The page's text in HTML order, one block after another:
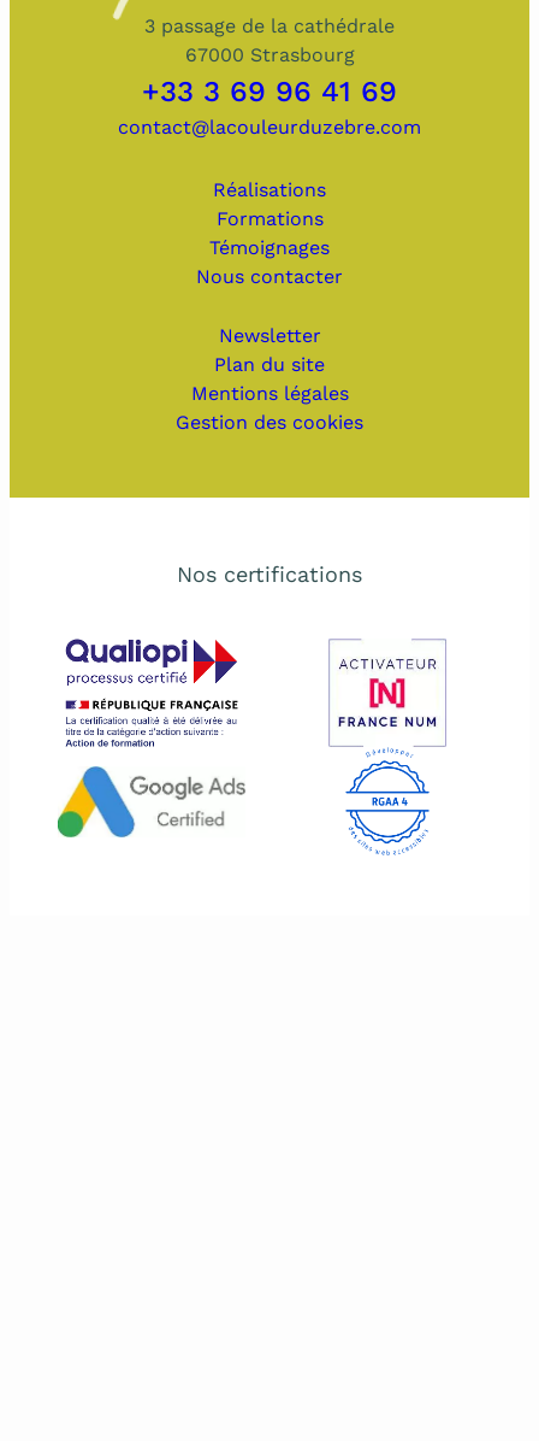
3 passage de la cathédrale
67000 Strasbourg
+33 3 69 96 41 69
contact@lacouleurduzebre.com
Réalisations
Formations
Témoignages
Nous contacter
Newsletter
Plan du site
Mentions légales
Gestion des cookies
Nos certifications